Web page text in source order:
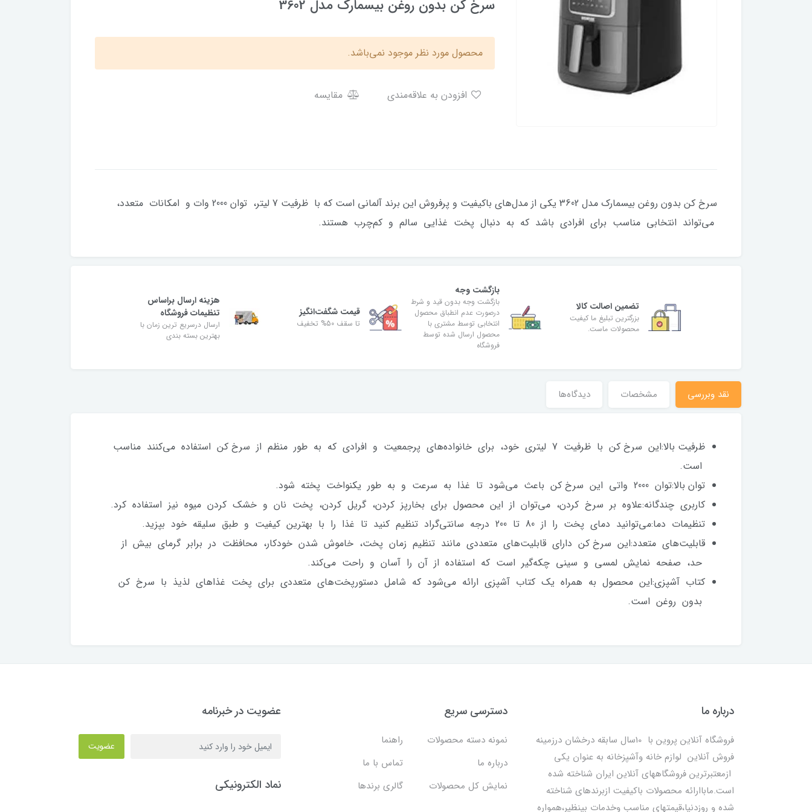
سرخ کن بدون روغن بیسمارک مدل 3602
محصول مورد نظر موجود نمی‌باشد.
مقایسه
سرخ کن بدون روغن بیسمارک مدل 3602 یکی از مدل‌های باکیفیت و پرفروش این برند آلمانی است که با ظرفیت 7 لیتر، توان 2000 وات و امکانات متعدد،
می‌تواند انتخابی مناسب برای افرادی باشد که به دنبال پخت غذایی سالم و کم‌چرب هستند.
تضمین اصالت کالا
بزرگترین تبلیغ ما کیفیت
محصولات ماست.
بازگشت وجه
بازگشت وجه بدون قید و شرط
درصورت عدم انطباق محصول
انتخابی توسط مشتری با
محصول ارسال شده توسط
فروشگاه
قیمت شگفت‌انگیز
تا سقف 50% تخفیف
هزینه ارسال براساس
تنظیمات فروشگاه
ارسال درسریع ترین زمان با
بهترین بسته بندی
نقد وبررسی مشخصات دیدگاه‌ها
ظرفیت بالا:این سرخ کن با ظرفیت 7 لیتری خود، برای خانواده‌های پرجمعیت و افرادی که به طور منظم از سرخ کن استفاده می‌کنند مناسب
است.
توان بالا:توان 2000 واتی این سرخ کن باعث می‌شود تا غذا به سرعت و به طور یکنواخت پخته شود.
کاربری چندگانه:علاوه بر سرخ کردن، می‌توان از این محصول برای بخارپز کردن، گریل کردن، پخت نان و خشک کردن میوه نیز استفاده کرد.
تنظیمات دما:می‌توانید دمای پخت را از 80 تا 200 درجه سانتی‌گراد تنظیم کنید تا غذا را با بهترین کیفیت و طبق سلیقه خود بپزید.
قابلیت‌های متعدد:این سرخ کن دارای قابلیت‌های متعددی مانند تنظیم زمان پخت، خاموش شدن خودکار، محافظت در برابر گرمای بیش از
حد، صفحه نمایش لمسی و سینی چکه‌گیر است که استفاده از آن را آسان و راحت می‌کند.
کتاب آشپزی:این محصول به همراه یک کتاب آشپزی ارائه می‌شود که شامل دستورپخت‌های متعددی برای پخت غذاهای لذیذ با سرخ کن
بدون روغن است.
درباره ما
فروشگاه آنلاین پروین با 10سال سابقه درخشان درزمینه
فروش آنلاین لوازم خانه وآشپزخانه به عنوان یکی
ازمعتبرترین فروشگاههای آنلاین ایران شناخته شده
است.ماباارائه محصولات باکیفیت ازبرندهای شناخته
شده و روزدنیا،قیمتهای مناسب وخدمات بینظیر،همواره
دسترسی سریع
نمونه دسته محصولات
راهنما
درباره ما
تماس با ما
نمایش کل محصولات
گالری برندها
عضویت در خبرنامه
عضویت
نماد الکترونیکی